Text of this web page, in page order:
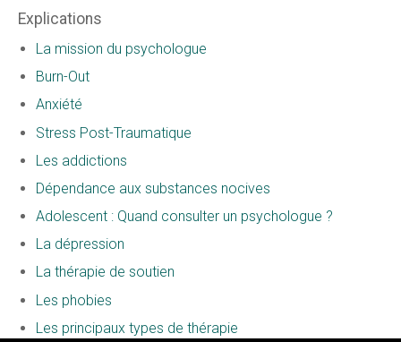
Explications
La mission du psychologue
Burn-Out
Anxiété
Stress Post-Traumatique
Les addictions
Dépendance aux substances nocives
Adolescent : Quand consulter un psychologue ?
La dépression
La thérapie de soutien
Les phobies
Les principaux types de thérapie